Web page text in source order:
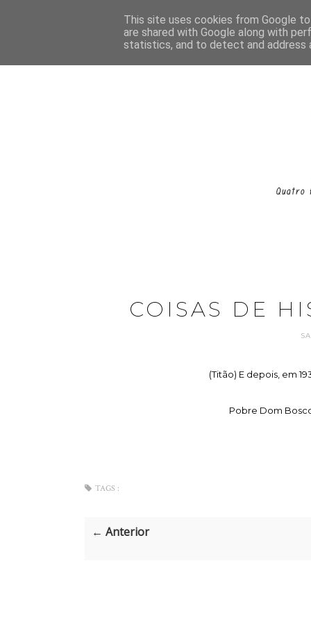
COISAS DE
(Titão) E depois, em
Pobre Dom
TAGS :
← Anterior
This site uses cookies from Google
are shared with Google along with
statistics, and to detect and address